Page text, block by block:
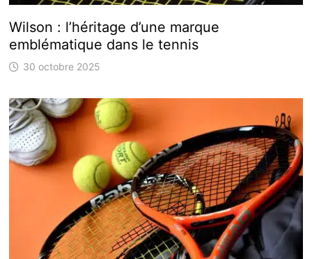
Wilson : l’héritage d’une marque
emblématique dans le tennis
30 octobre 2025